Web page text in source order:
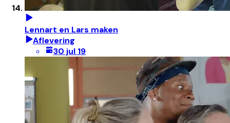
Lennart en Lars maken
Aflevering
30 jul 19